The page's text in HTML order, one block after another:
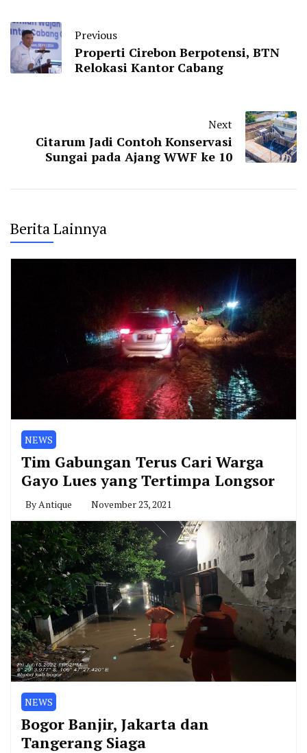
Previous
Properti Cirebon Berpotensi, BTN
Relokasi Kantor Cabang
Next
Citarum Jadi Contoh Konservasi
Sungai pada Ajang WWF ke 10
Berita Lainnya
NEWS
Tim Gabungan Terus Cari Warga
Gayo Lues yang Tertimpa Longsor
ByAntique November 23, 2021
NEWS
Bogor Banjir, Jakarta dan
Tangerang Siaga